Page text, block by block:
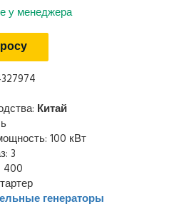
у менеджера
Китай
100 кВт
3
400
генераторы